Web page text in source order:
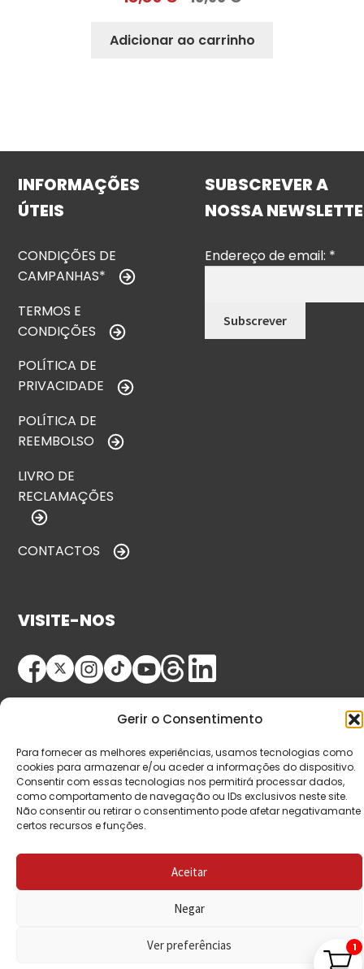
Gerir o Consentimento
Para fornecer as melhores experiências, usamos tecnologias como
cookies para armazenar e/ou aceder a informações do dispositivo.
Consentir com essas tecnologias nos permitirá processar dados,
como comportamento de navegação ou IDs exclusivos neste site.
Não consentir ou retirar o consentimento pode afetar negativamante
certos recursos e funções.
Aceitar
Negar
Ver preferências
Adicionar ao carrinho
INFORMAÇÕES
ÚTEIS
CONDIÇÕES DE
CAMPANHAS*
TERMOS E
CONDIÇÕES
POLÍTICA DE
PRIVACIDADE
POLÍTICA DE
REEMBOLSO
LIVRO DE
RECLAMAÇÕES
CONTACTOS
SUBSCREVER A
NOSSA
Endereço de email: *
VISITE-NOS
© Copyright 2026 Saída de Emergência. Todos os
direitos reservados.
1